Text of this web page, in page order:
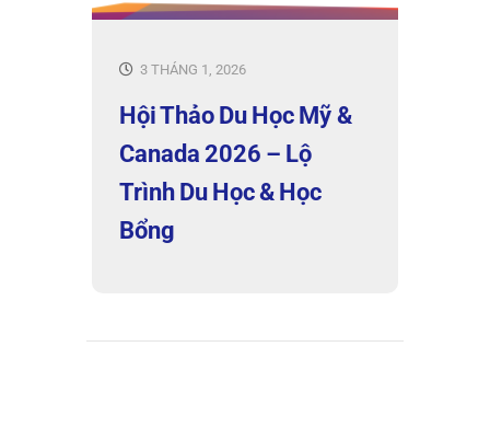
3 THÁNG 1, 2026
Hội Thảo Du Học Mỹ &
Canada 2026 – Lộ
Trình Du Học & Học
Bổng